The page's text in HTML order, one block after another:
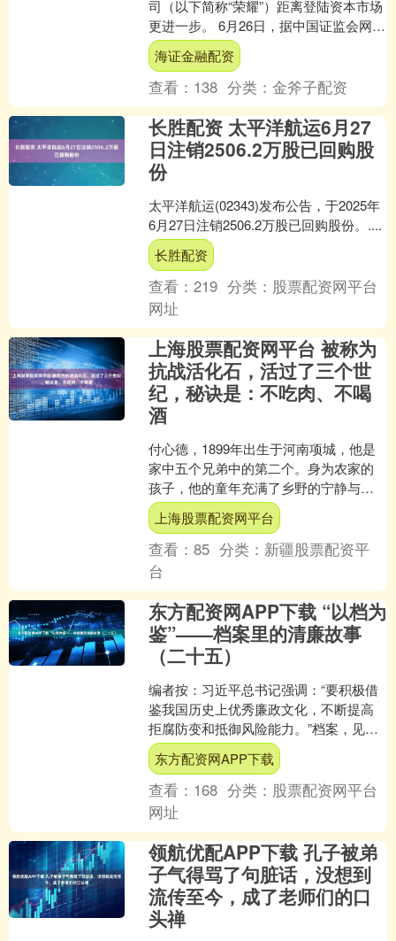
司（以下简称“荣耀”）距离登陆资本市场
更进一步。 6月26日，据中国证监会网站
披露，荣耀获上市辅导备案，辅导券商
为中信证券。荣....
海证金融配资
查看： 138 分类：金斧子配资
长胜配资 太平洋航运6月27
日注销2506.2万股已回购股
份
太平洋航运(02343)发布公告，于2025年
6月27日注销2506.2万股已回购股份。....
长胜配资
查看：219 分类： 股票配资网平台
网址
上海股票配资网平台 被称为
抗战活化石，活过了三个世
纪，秘诀是：不吃肉、不喝
酒
付心德，1899年出生于河南项城，他是
家中五个兄弟中的第二个。身为农家的
孩子，他的童年充满了乡野的宁静与艰
辛。父母都是务农的普通百姓，尽管家
境并不富裕，付心德却....
上海股票配资网平台
查看：85 分类： 新疆股票配资平
台
东方配资网APP下载 “以档为
鉴”——档案里的清廉故事
（二十五）
编者按：习近平总书记强调：“要积极借
鉴我国历史上优秀廉政文化，不断提高
拒腐防变和抵御风险能力。”档案，见证
历史、传承文明。浙江省档案馆持续深
化党纪学习教育，充分....
东方配资网APP下载
查看： 168 分类： 股票配资网平台
网址
领航优配APP下载 孔子被弟
子气得骂了句脏话，没想到
流传至今，成了老师们的口
头禅